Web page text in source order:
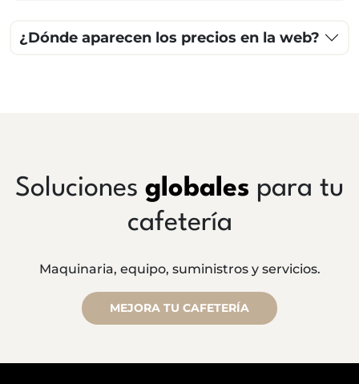
¿Dónde aparecen los precios en la web?
Soluciones globales para tu
cafetería
Maquinaria, equipo, suministros y servicios.
MEJORA TU CAFETERÍA